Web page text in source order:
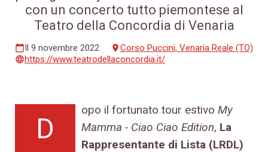
con un concerto tutto piemontese al
Teatro della Concordia di Venaria
calendar_todayIl 9 novembre 2022 placeCorso Puccini, Venaria Reale (TO)
languagehttps://www.teatrodellaconcordia.it/
D
opo il fortunato tour estivo My
Mamma - Ciao Ciao Edition, La
Rappresentante di Lista (LRDL)